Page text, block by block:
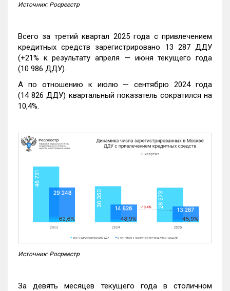
Источник: Росреестр
Всего за третий квартал 2025 года с привлечением
кредитных средств зарегистрировано 13 287 ДДУ
(+21% к результату апреля — июня текущего года
(10 986 ДДУ).
А по отношению к июлю — сентябрю 2024 года
(14 826 ДДУ) квартальный показатель сократился на
10,4%.
Источник: Росреестр
За девять месяцев текущего года в столичном